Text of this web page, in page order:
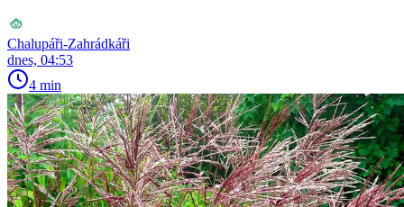
Chalupáři-Zahrádkáři
dnes, 04:53
4 min